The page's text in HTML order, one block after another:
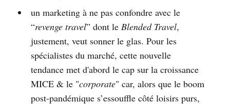
un marketing à ne pas confondre avec le
“revenge travel” dont le Blended Travel,
justement, veut sonner le glas. Pour les
spécialistes du marché, cette nouvelle
tendance met d'abord le cap sur la croissance
MICE & le "corporate" car, alors que le boom
post-pandémique s’essouffle côté loisirs purs,